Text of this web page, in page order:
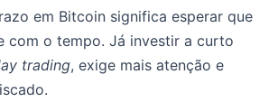
em Bitcoin significa esperar que
com o tempo. Já investir a curto
trading, exige mais atenção e